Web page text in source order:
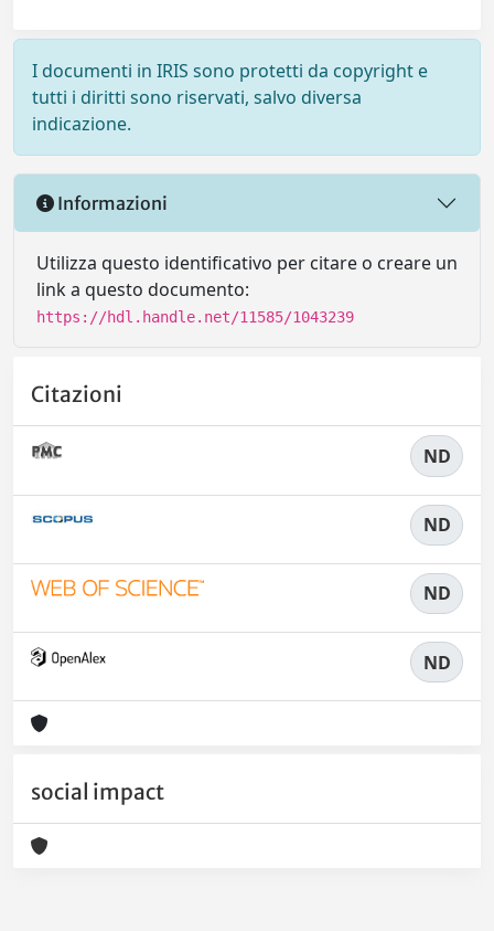
I documenti in IRIS sono protetti da copyright e
tutti i diritti sono riservati, salvo diversa
indicazione.
Informazioni
Utilizza questo identificativo per citare o creare un
link a questo documento:
https://hdl.handle.net/11585/1043239
Citazioni
ND
ND
ND
ND
social impact